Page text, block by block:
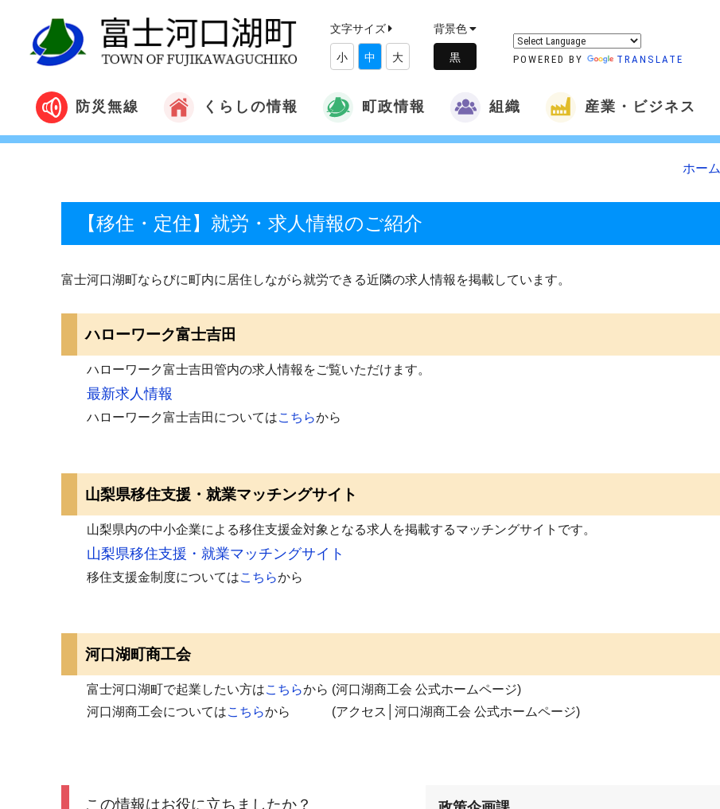
文字サイズ
小 中 大
背景色
POWERED BY TRANSLATE
防災無線 くらしの情報 町政情報 組織 産業・ビジネス
ホーム
【移住・定住】就労・求人情報のご紹介
富士河口湖町ならびに町内に居住しながら就労できる近隣の求人情報を掲載しています。
ハローワーク富士吉田
ハローワーク富士吉田管内の求人情報をご覧いただけます。
最新求人情報
ハローワーク富士吉田についてはこちらから
山梨県移住支援・就業マッチングサイト
山梨県内の中小企業による移住支援金対象となる求人を掲載するマッチングサイトです。
山梨県移住支援・就業マッチングサイト
移住支援金制度についてはこちらから
河口湖町商工会
富士河口湖町で起業したい方はこちらから (河口湖商工会 公式ホームページ)
河口湖商工会についてはこちらから (アクセス│河口湖商工会 公式ホームページ)
この情報はお役に立ちましたか？